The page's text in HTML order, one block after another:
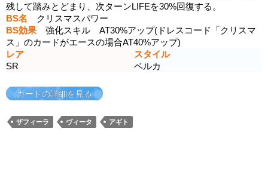
残して踏みとどまり、次ターンLIFEを30%回復する。
BS名 クリスマスパワー
BS効果 強化スキル AT30%アップ(ドレスコード「クリスマ
ス」のカードがエースの場合AT40%アップ)
レア
スタイル
SR
ベルカ
カードの詳細を見る
ザフィーラ ヴィータ アギト